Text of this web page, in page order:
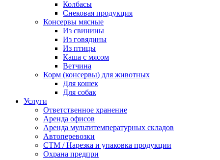
Колбасы
Снековая продукция
Консервы мясные
Из свинины
Из говядины
Из птицы
Каша с мясом
Ветчина
Корм (консервы) для животных
Для кошек
Для собак
Услуги
Ответственное хранение
Аренда офисов
Аренда мультитемпературных складов
Автоперевозки
СТМ / Нарезка и упаковка продукции
Охрана предпри